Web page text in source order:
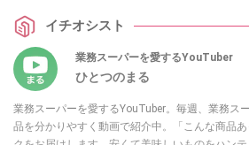
イチオシスト
業務スーパーを愛するYouTuber
ひとつのまる
業務スーパーを愛するYouTuber。毎週、業務ス
品を分かりやすく動画で紹介中。「こんな商品